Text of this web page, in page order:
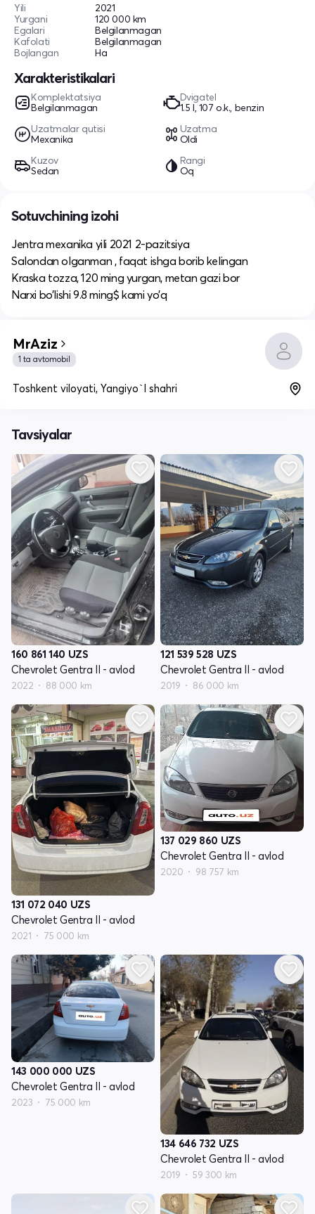
Yili
2021
Yurgani
120 000 km
Egalari
Belgilanmagan
Kafolati
Belgilanmagan
Bojlangan
Ha
Xarakteristikalari
Komplektatsiya
Belgilanmagan
Dvigatel
1.5 l, 107 o.k., benzin
Uzatmalar qutisi
Mexanika
Uzatma
Oldi
Kuzov
Sedan
Rangi
Oq
Sotuvchining izohi
Jentra mexanika yili 2021 2-pazitsiya
Salondan olganman , faqat ishga borib kelingan
Kraska tozza, 120 ming yurgan, metan gazi bor
Narxi bo’lishi 9.8 ming$ kami yo’q
MrAziz
1 ta avtomobil
Toshkent viloyati, Yangiyo`l shahri
Tavsiyalar
160 861 140 UZS
Chevrolet Gentra II - avlod
2022 88 000 km
121 539 528 UZS
Chevrolet Gentra II - avlod
2019 86 000 km
131 072 040 UZS
Chevrolet Gentra II - avlod
2021 75 000 km
137 029 860 UZS
Chevrolet Gentra II - avlod
2020 98 757 km
143 000 000 UZS
Chevrolet Gentra II - avlod
2023 75 000 km
134 646 732 UZS
Chevrolet Gentra II - avlod
2019 59 300 km